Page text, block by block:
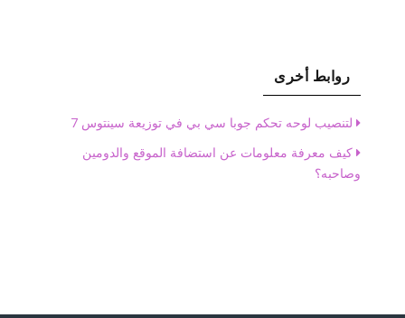
روابط أخرى
لتنصيب لوحه تحكم جوبا سي بي في توزيعة سينتوس 7
كيف معرفة معلومات عن استضافة الموقع والدومين
وصاحبه؟